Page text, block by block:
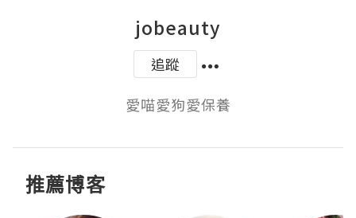
jobeauty
追蹤
愛喵愛狗愛保養
推薦博客